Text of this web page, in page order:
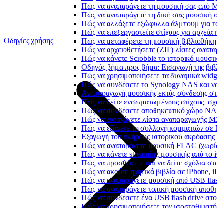
Πώς να αναπαράγετε τη μουσική σας από
Πώς να αναπαράγετε τη δική σας μουσική
Πώς να αλλάξετε εξώφυλλα άλμπουμ για
Πώς να επεξεργαστείτε στίχους για
Πώς να μεταφέρετε τη μουσική
Πώς να αρχειοθετήσετε (ZIP) λίστες
Πώς να κάνετε Scrobble το ιστορικό
Οδηγός βήμα προς βήμα: Εισαγωγή της
Πώς να χρησιμοποιήσετε τα δυναμικά
Πώς να συνδέσετε το Synology NAS και
Αναπαραγωγή μουσικής εκτός σύνδεσης
Πώς να δείτε ενσωματωμένους στίχους,
Πώς να συνδέσετε αποθηκευτικό χώρο
Πώς να εισαγάγετε λίστα αναπαραγωγής
Πώς να εξάγετε τη συλλογή κομματιών
Εξαγωγή του πλήρους ιστορικού
Πώς να αναπαράγετε μουσική FLAC
Πώς να κάνετε streaming μουσικής από
Πώς να προσθέσετε και να δείτε σχόλια
Πώς να ακούτε ηχητικά βιβλία σε iPhone,
Πώς να αναπαράγετε μουσική από USB
Πώς να αναπαράγετε τοπική μουσική
Πώς να συνδέσετε ένα USB flash drive στο
Πώς να χρησιμοποιήσετε τον
Οδηγίες χρήσης